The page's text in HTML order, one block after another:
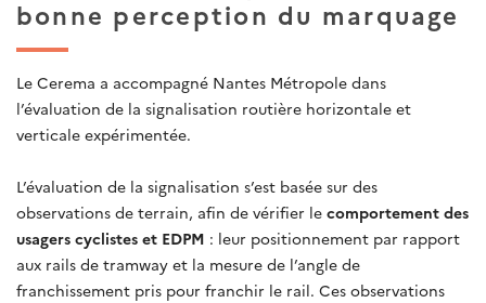
bonne perception du marquage
Le Cerema a accompagné Nantes Métropole dans
l’évaluation de la signalisation routière horizontale et
verticale expérimentée.
L’évaluation de la signalisation s’est basée sur des
observations de terrain, afin de vérifier le comportement des
usagers cyclistes et EDPM : leur positionnement par rapport
aux rails de tramway et la mesure de l’angle de
franchissement pris pour franchir le rail. Ces observations